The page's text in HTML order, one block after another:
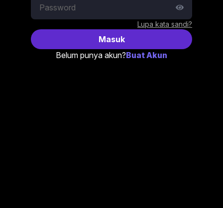
Lupa kata sandi?
Masuk
Belum punya akun?Buat Akun